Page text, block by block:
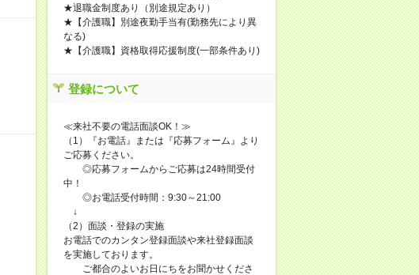
★退職金制度あり（別途規定あり）
★【介護職】別途夜勤手当有(勤務先により異
なる)
★【介護職】資格取得応援制度(一部条件あり)
登録について
≪来社不要の電話面談OK！≫
（1）『お電話』または『応募フォーム』より
ご応募ください。
◎応募フォームからご応募は24時間受付
中！
◎お電話受付時間：9:30～21:00
↓
（2）面談・登録の実施
お電話でのカンタン登録面談や来社登録面談
を実施しております。
ご都合のよいお日にちをお聞かせくださ